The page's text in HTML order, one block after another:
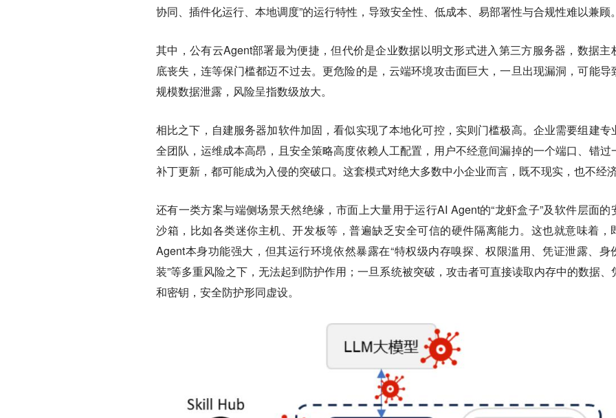
协同、插件化运行、本地调度”的运行特性，导致安全性、低成本、易部署性与合规性难以兼顾。
其中，公有云Agent部署最为便捷，但代价是企业数据以明文形式进入第三方服务器，数据主
底丧失，连等保门槛都迈不过去。更危险的是，云端环境攻击面巨大，一旦出现漏洞，可能导
规模数据泄露，风险呈指数级放大。
相比之下，自建服务器加软件加固，看似实现了本地化可控，实则门槛极高。企业需要组建专
全团队，运维成本高昂，且安全策略高度依赖人工配置，用户不经意间漏掉的一个端口、错过
补丁更新，都可能成为入侵的突破口。这套模式对绝大多数中小企业而言，既不现实，也不经济
还有一类方案与端侧场景天然绝缘，市面上大量用于运行AI Agent的“龙虾盒子”及软件层面的
沙箱，比如各类迷你主机、开发板等，普遍缺乏安全可信的硬件隔离能力。这也就意味着，
Agent本身功能强大，但其运行环境依然暴露在“特权级内存嗅探、权限滥用、凭证泄露、身
装”等多重风险之下，无法起到防护作用；一旦系统被突破，攻击者可直接读取内存中的数据、
和密钥，安全防护形同虚设。